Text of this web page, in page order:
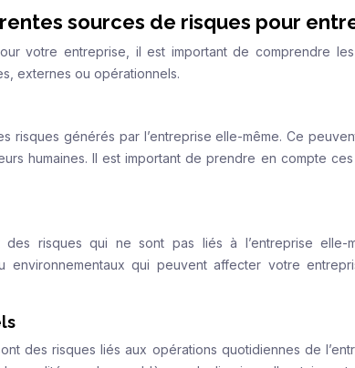
sources de risques pour
votre entreprise, il est important de comprendre
externes ou opérationnels.
risques générés par l’entreprise elle-même. Ce
humaines. Il est important de prendre en compte
des risques qui ne sont pas liés à l’entreprise elle-
environnementaux qui peuvent affecter votre
des risques liés aux opérations quotidiennes de